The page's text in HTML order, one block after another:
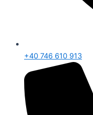
+40 746 610 913